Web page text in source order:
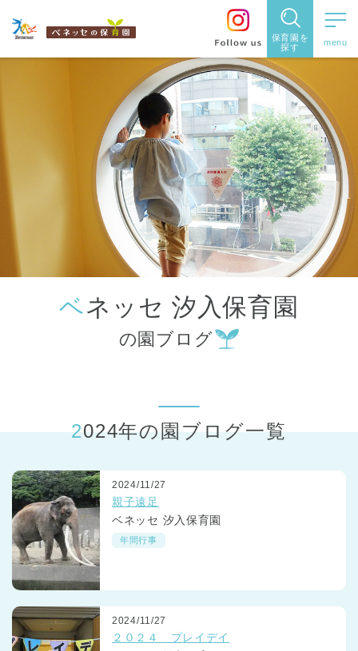
保育園を
探す
保育園を探す
住所・駅
名から探
す
都道府県
から探す
ベネッセ 汐入保育園
の園ブログ
2024年の園ブログ一覧
2024/11/27
親子遠足
ベネッセ 汐入保育園
年間行事
2024/11/27
２０２４ プレイデイ